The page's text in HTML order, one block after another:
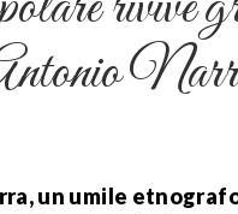
Antonio
un umile